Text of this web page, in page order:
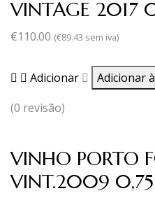
VINTAGE 2017
€110.00 (€89.43 sem iva)
Adicionar Adicionar
(0 revisão)
VINHO PORTO
VINT.2009 0,75